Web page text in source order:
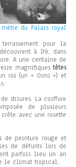
du Palais royal
pour la
à Ifè, dans
A une centaine de
magnifiques têtes
roi (un « Ooni ») et
striures. La coiffure
de plusieurs
avec une rosette
de peinture rouge et
de défunts lors de
parfois lieu un an
le climat tropical.